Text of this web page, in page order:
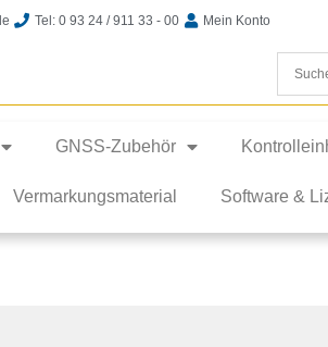
Tel: 0 93 24 / 911 33 - 00 Mein Konto
GNSS-Zubehör
Vermarkungsmaterial Software &